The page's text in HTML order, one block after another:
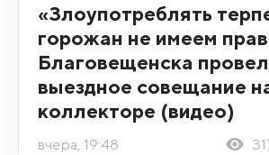
«Злоупотреблять
горожан не имеем
Благовещенска провел
выездное совещание
коллекторе (видео)
вчера, 19:48